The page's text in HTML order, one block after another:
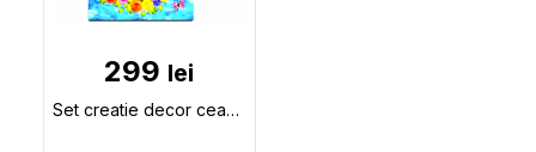
299 lei
Set creatie decor ceas DC-01